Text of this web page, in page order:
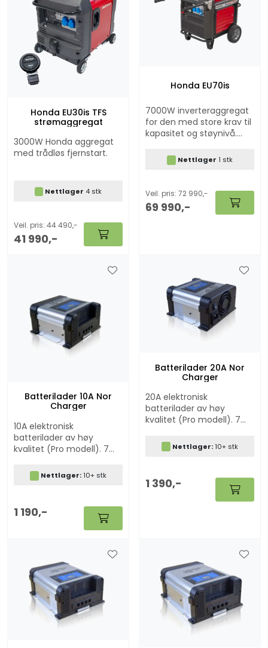
Honda EU30is TFS
strømaggregat
3000W Honda aggregat
med trådløs fjernstart.
Nettlager 4 stk
Veil. pris: 44 490,-
41 990,-
Honda EU70is
7000W inverteraggregat
for den med store krav til
kapasitet og støynivå.
for fjernstartNettlager 1 stk
Veil. pris: 72 990,-
69 990,-
Batterilader 10A Nor
Charger
10A elektronisk
batterilader av høy
kvalitet (Pro modell). 7
modus for Lithium, AGM,
GEL og bly/syre batterier.
Nettlager:10+ stk
1 190,-
Batterilader 20A Nor
Charger
20A elektronisk
batterilader av høy
kvalitet (Pro modell). 7
modus for Lithium, AGM,
GEL og bly/syre batterier.
inkludert.
Nettlager:10+ stk
1 390,-